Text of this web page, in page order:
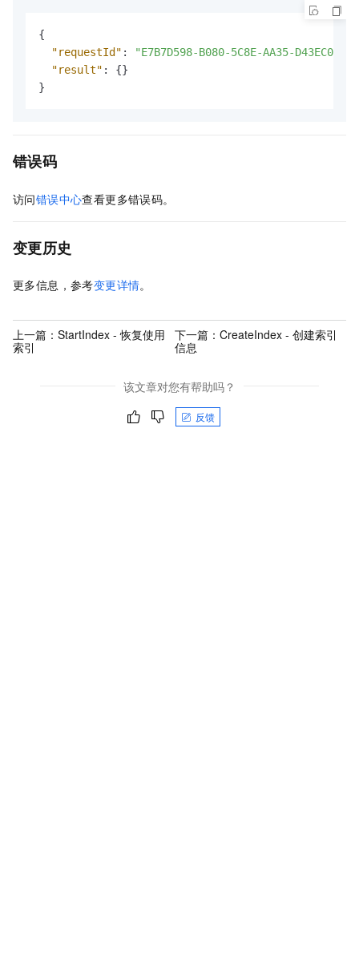
{
"requestId" :
"E7B7D598-B080-5C8E-AA35-
"result" : {}
}
错误码
访问错误中心查看更多错误码。
变更历史
更多信息，参考变更详情。
上一篇： StartIndex - 恢复使用
索引
下一篇： CreateIndex - 创建索引
信息
该文章对您有帮助吗？
反馈